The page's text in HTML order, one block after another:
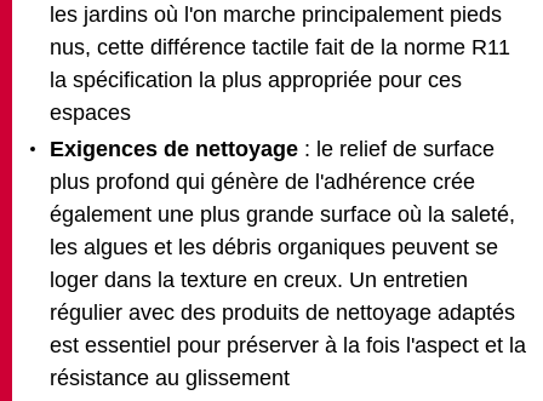
les jardins où l'on marche principalement pieds
nus, cette différence tactile fait de la norme R11
la spécification la plus appropriée pour ces
espaces
Exigences de nettoyage : le relief de surface
plus profond qui génère de l'adhérence crée
également une plus grande surface où la saleté,
les algues et les débris organiques peuvent se
loger dans la texture en creux. Un entretien
régulier avec des produits de nettoyage adaptés
est essentiel pour préserver à la fois l'aspect et la
résistance au glissement